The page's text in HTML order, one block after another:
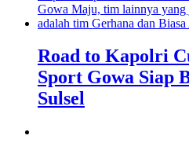
Road to Kapolri
Sport Gowa Siap
Sulsel